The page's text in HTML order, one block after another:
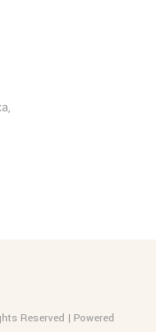
Reserved | Powered